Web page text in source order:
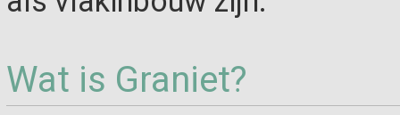
Wat is Graniet?